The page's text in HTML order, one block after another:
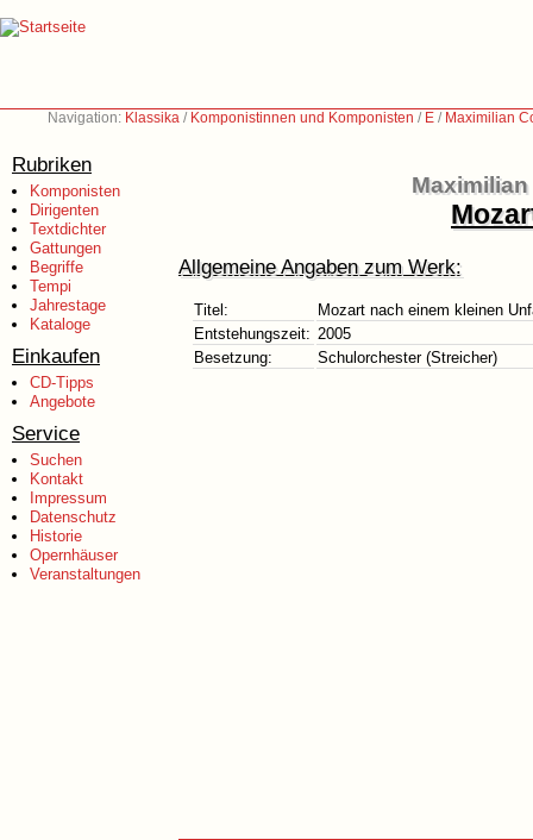
Navigation: Klassika / Komponistinnen und Komponisten / E / Maximilian
Rubriken
Komponisten
Dirigenten
Textdichter
Gattungen
Begriffe
Tempi
Jahrestage
Kataloge
Einkaufen
CD-Tipps
Angebote
Service
Suchen
Kontakt
Impressum
Datenschutz
Historie
Opernhäuser
Veranstaltungen
Allgemeine Angaben zum Werk:
Titel:
Mozart nach einem kleinen
Entstehungszeit: 2005
Besetzung:
Schulorchester (Streicher)